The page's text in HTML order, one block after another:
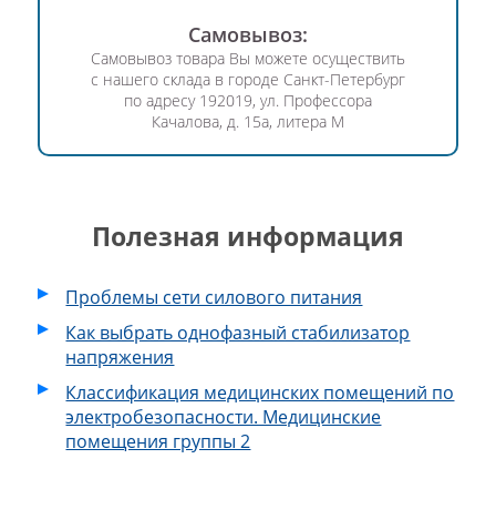
Самовывоз:
Самовывоз товара Вы можете осуществить
с нашего склада в городе Санкт-Петербург
по адресу 192019, ул. Профессора
Качалова, д. 15а, литера М
Полезная информация
Проблемы сети силового питания
Как выбрать однофазный стабилизатор
напряжения
Классификация медицинских помещений по
электробезопасности. Медицинские
помещения группы 2